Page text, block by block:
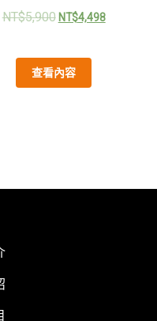
NT$5,900 NT$4,498
查看內容